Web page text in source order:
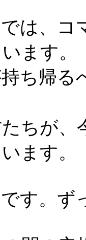
は、コ
ます。
ち帰る
ちが、
ます。
す。ず